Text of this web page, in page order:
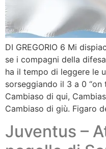
DI GREGORIO 6 Mi
se i compagni della
ha il tempo di leggere le
sorseggiando il 3 a 0 “on
Cambiaso di qui,
Cambiaso di giù. Figaro
Juventus –